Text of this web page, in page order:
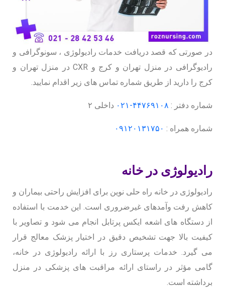
در صورتی که قصد دریافت خدمات رادیولوژی ، سونوگرافی و
رادیوگرافی در منزل تهران و کرج و CXR در منزل تهران و
کرج را دارید از طریق شماره تماس های زیر اقدام نمایید.
شماره دفتر : ۴۴۷۶۹۱۰۸-۰۲۱ داخلی ۲
شماره همراه : ۰۹۱۲۰۱۳۱۷۵۰
رادیولوژی در خانه
رادیولوژی در خانه راه حلی نوین برای افزایش راحتی بیماران و
کاهش رفت وآمدهای غیرضروری است. این خدمت با استفاده
از دستگاه های اشعه ایکس پرتابل انجام می شود و تصاویر با
کیفیت بالا جهت تشخیص دقیق در اختیار پزشک معالج قرار
می گیرد. خدمات پرستاری رز با ارائه رادیولوژی در خانه،
گامی مؤثر در راستای ارائه مراقبت های پزشکی در منزل
برداشته است.